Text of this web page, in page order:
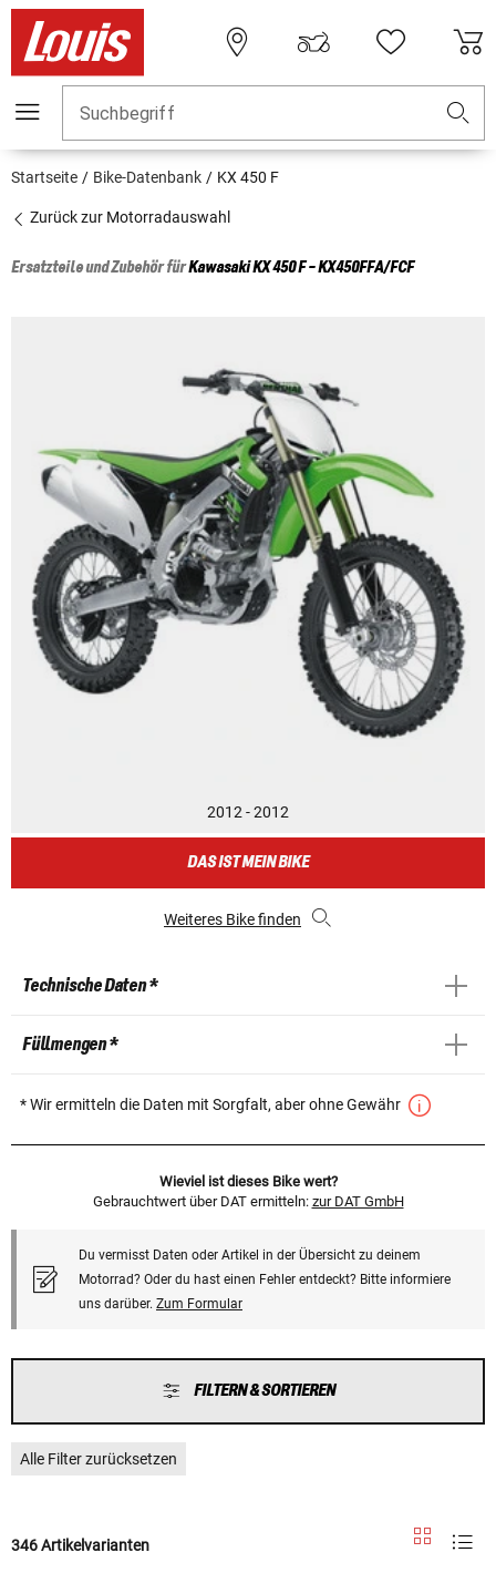
Suchbegriff
Startseite Bike-Datenbank KX 450 F
Zurück zur Motorradauswahl
Ersatzteile und Zubehör fürKawasakiKX 450 F - KX450FFA/FCF
2012 - 2012
DAS IST MEIN BIKE
Weiteres Bike finden
Technische Daten *
Füllmengen *
* Wir ermitteln die Daten mit Sorgfalt, aber ohne Gewähr
Wieviel ist dieses Bike wert?
Gebrauchtwert über DAT ermitteln: zur DAT GmbH
Du vermisst Daten oder Artikel in der Übersicht zu deinem
Motorrad? Oder du hast einen Fehler entdeckt? Bitte informiere
uns darüber. Zum Formular
FILTERN & SORTIEREN
Alle Filter zurücksetzen
346 Artikelvarianten